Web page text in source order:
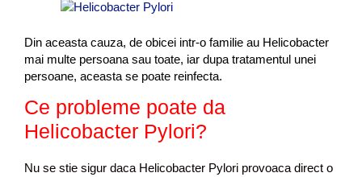
Din aceasta cauza, de obicei intr-o familie au Helicobacter
mai multe persoana sau toate, iar dupa tratamentul unei
persoane, aceasta se poate reinfecta.
Ce probleme poate da
Helicobacter Pylori?
Nu se stie sigur daca Helicobacter Pylori provoaca direct o